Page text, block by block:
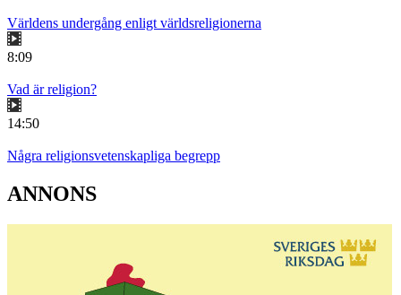
Världens undergång enligt världsreligionerna
8:09
Vad är religion?
14:50
Några religionsvetenskapliga begrepp
ANNONS